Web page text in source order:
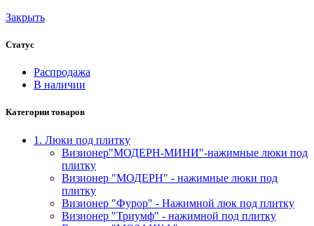
Закрыть
Статус
Распродажа
В наличии
Категории товаров
1. Люки под плитку
Визионер"МОДЕРН-МИНИ"-нажимные люки под
плитку
Визионер "МОДЕРН" - нажимные люки под
плитку
Визионер "Фурор" - Нажимной люк под плитку
Визионер "Триумф" - нажимной под плитку